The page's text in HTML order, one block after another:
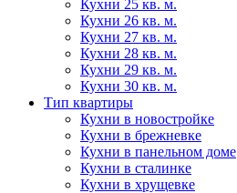
Кухни 25 кв. м.
Кухни 26 кв. м.
Кухни 27 кв. м.
Кухни 28 кв. м.
Кухни 29 кв. м.
Кухни 30 кв. м.
Тип квартиры
Кухни в новостройке
Кухни в брежневке
Кухни в панельном доме
Кухни в сталинке
Кухни в хрущевке